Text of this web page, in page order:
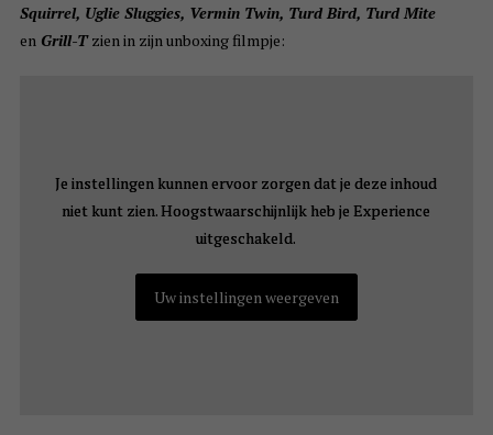
Squirrel, Uglie Sluggies, Vermin Twin, Turd Bird, Turd Mite
enGrill-T zien in zijn unboxing filmpje:
Je instellingen kunnen ervoor zorgen dat je deze inhoud
niet kunt zien. Hoogstwaarschijnlijk heb je Experience
uitgeschakeld.
Uw instellingen weergeven
Je instellingen kunnen ervoor zorgen dat je deze inhoud
niet kunt zien. Hoogstwaarschijnlijk heb je Experience
uitgeschakeld.
Uw instellingen weergeven